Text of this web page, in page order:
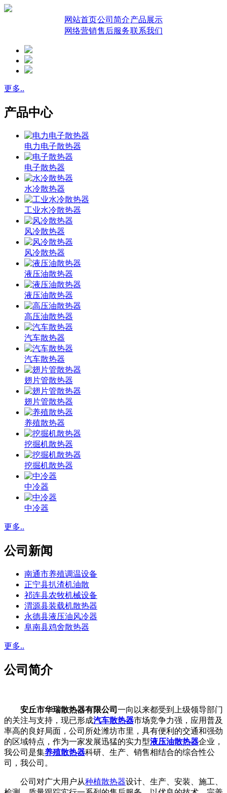
网站首页公司简介产品展示
网络营销售后服务联系我们
更多..
产品中心
电力电子散热器
电子散热器
水冷散热器
工业水冷散热器
风冷散热器
风冷散热器
液压油散热器
液压油散热器
高压油散热器
汽车散热器
汽车散热器
翅片管散热器
翅片管散热器
养殖散热器
挖掘机散热器
挖掘机散热器
中冷器
中冷器
更多..
公司新闻
南通市养殖调温设备
正宁县扒渣机油散
祁连县农牧机械设备
渭源县装载机散热器
永德县液压油风冷器
阜南县鸡舍散热器
更多..
公司简介
安丘市华瑞散热器有限公司 一向以来都受到上级领导部门
的关注与支持，现已形成汽车散热器市场竞争力强，应用普及
率高的良好局面，公司所处潍坊市里，具有便利的交通和强劲
的区域特点，作为一家发展迅猛的实力型液压油散热器企业，
我公司是集养殖散热器科研、生产、销售相结合的综合性公
司，我公司。
公司对广大用户从种植散热器设计、生产、安装、施工、